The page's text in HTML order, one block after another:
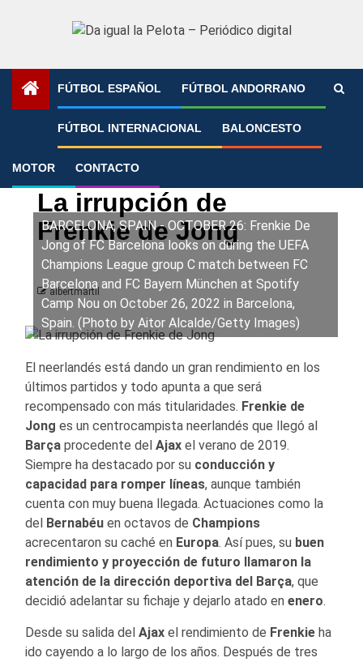
FÚTBOL ESPAÑOL FÚTBOL ANDORRANO
FÚTBOL INTERNACIONAL BALONCESTO
MOTOR CONTACTO
»
FC Barcelona Fútbol español
La irrupción de
Frenkie de Jong
albertmartil
BARCELONA, SPAIN - OCTOBER 26: Frenkie De
Jong of FC Barcelona looks on during the UEFA
Champions League group C match between FC
Barcelona and FC Bayern München at Spotify
Camp Nou on October 26, 2022 in Barcelona,
Spain. (Photo by Aitor Alcalde/Getty Images)
El neerlandés está dando un gran rendimiento en los
últimos partidos y todo apunta a que será
recompensado con más titularidades. Frenkie de
Jong es un centrocampista neerlandés que llegó al
Barça procedente del Ajax el verano de 2019.
Siempre ha destacado por su conducción y
capacidad para romper líneas, aunque también
cuenta con muy buena llegada. Actuaciones como la
del Bernabéu en octavos de Champions
acrecentaron su caché en Europa. Así pues, su buen
rendimiento y proyección de futuro llamaron la
atención de la dirección deportiva del Barça, que
decidió adelantar su fichaje y dejarlo atado en enero.
Desde su salida del Ajax el rendimiento de Frenkie ha
ido cayendo a lo largo de los años. Después de tres